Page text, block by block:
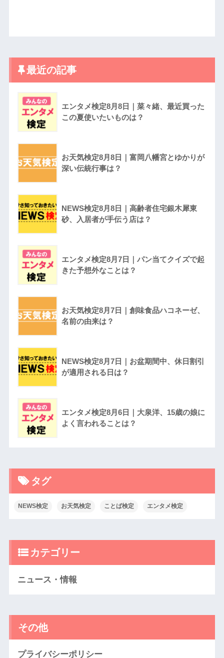
最近の記事
エンタメ検定8月8日｜菜々緒、最近買った
この夏使いたいものは？
お天気検定8月8日｜富岡八幡宮とゆかりが
深い伝統行事は？
NEWS検定8月8日｜高齢者住宅銀木犀東
砂、入居者が手伝う店は？
エンタメ検定8月7日｜パン当てクイズで起
きた予想外なことは？
お天気検定8月7日｜創味食品ハコネーゼ、
名前の由来は？
NEWS検定8月7日｜お盆期間中、休日割引
が適用される日は？
エンタメ検定8月6日｜大泉洋、15歳の娘に
よく言われることは？
タグ
NEWS検定 お天気検定 ことば検定 エンタメ検定
カテゴリー
ニュース・情報
その他
プライバシーポリシー